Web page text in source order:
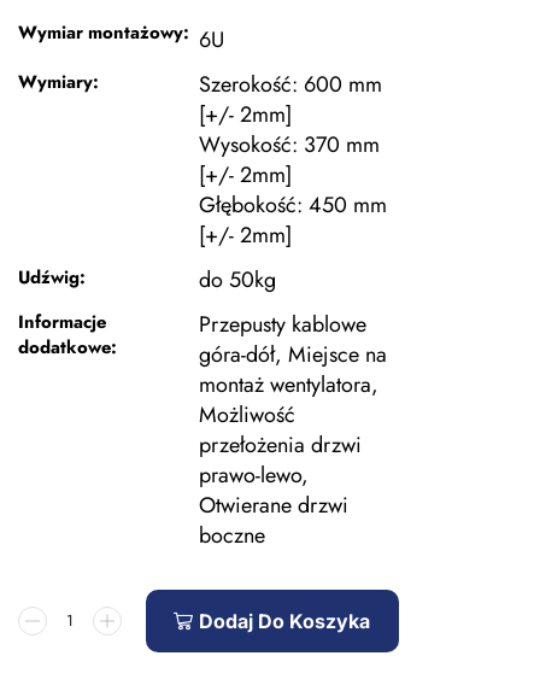
Wymiar montażowy: 6U
Wymiary:
Szerokość: 600 mm
[+/- 2mm]
Wysokość: 370 mm
[+/- 2mm]
Głębokość: 450 mm
[+/- 2mm]
Udźwig: do 50kg
Informacje
dodatkowe:
Przepusty kablowe
góra-dół, Miejsce na
montaż wentylatora,
Możliwość
przełożenia drzwi
prawo-lewo,
Otwierane drzwi
boczne
Dodaj Do Koszyka